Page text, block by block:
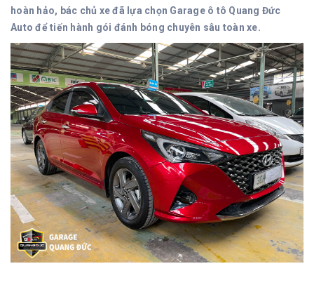
hoàn hảo, bác chủ xe đã lựa chọn Garage ô tô Quang Đức
Auto để tiến hành gói đánh bóng chuyên sâu toàn xe.